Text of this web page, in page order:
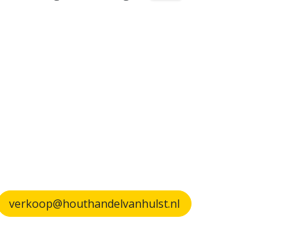
verkoop@houthandelvanhulst.nl